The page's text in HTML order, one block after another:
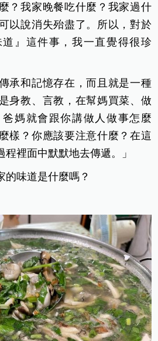
？我家晚餐吃什麼？我家過什
以說消失殆盡了。所以，對於
』這件事，我一直覺得很珍
承和記憶存在，而且就是一種
身教、言教，在幫媽買菜、做
媽就會跟你講做人做事怎麼
樣？你應該要注意什麼？在這
裡面中默默地去傳遞。」
的味道是什麼嗎？